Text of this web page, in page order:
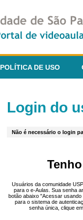
POLÍTICA DE USO
Login do
Não é necessário o login
Usuários da comunidade
para o e-Aulas. Sua senha
botão abaixo "Acessar
para o sistema de
senha única, clique